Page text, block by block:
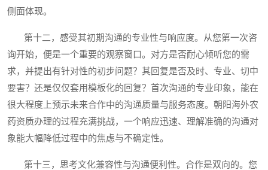
侧面体现。
第十二，感受其初期沟通的专业性与响应度。从您第一次咨
询开始，便是一个重要的观察窗口。对方是否耐心倾听您的需
求，并提出有针对性的初步问题？其回复是否及时、专业、切中
要害？还是仅仅套用模板化的回复？首次沟通的专业印象，能在
很大程度上预示未来合作中的沟通质量与服务态度。朝阳海外农
药资质办理的过程充满挑战，一个响应迅速、理解准确的沟通对
象能大幅降低过程中的焦虑与不确定性。
第十三，思考文化兼容性与沟通便利性。合作是双向的。您